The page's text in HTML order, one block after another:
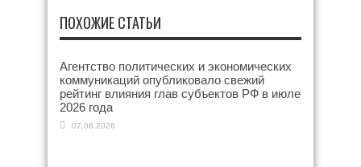
ПОХОЖИЕ СТАТЬИ
Агентство политических и экономических
коммуникаций опубликовало свежий
рейтинг влияния глав субъектов РФ в июле
2026 года
07.08.2026